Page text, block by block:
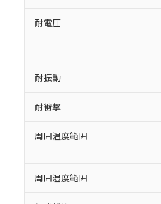
耐電圧
耐振動
耐衝撃
周囲温度範囲
周囲湿度範囲